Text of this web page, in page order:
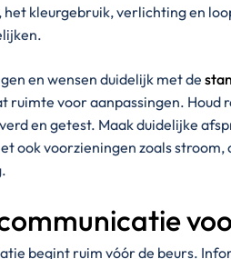
het kleurgebruik, verlichting en
en wensen duidelijk met de
ruimte voor aanpassingen.
en getest. Maak duidelijke
ook voorzieningen zoals
begint ruim vóór de beurs.